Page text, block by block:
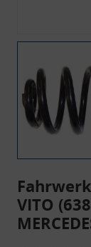
VITO